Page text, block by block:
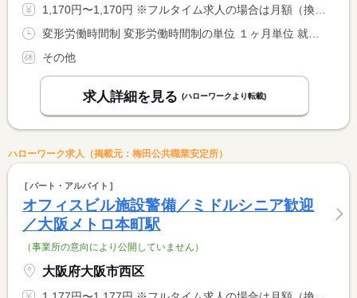
1,170円〜1,170円 ※フルタイム求人の場合は月額（換算額）、パート求人の場合は時間額を表示しています。
その他
求人詳細を見る (ハローワークより転載)
ハローワーク求人（掲載元：梅田公共職業安定所）
パート・アルバイト
オフィスビル施設警備／ミドルシニア歓迎
／大阪メトロ本町駅
（事業所の意向により公開していません）
大阪府大阪市西区